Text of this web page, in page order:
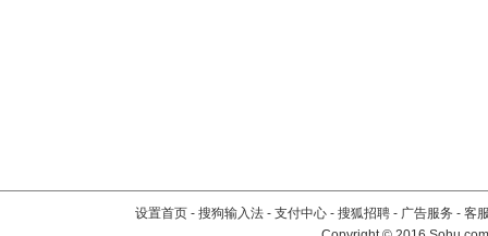
设置首页 - 搜狗输入法 - 支付中心 - 搜狐招聘 - 广告服务 - 客